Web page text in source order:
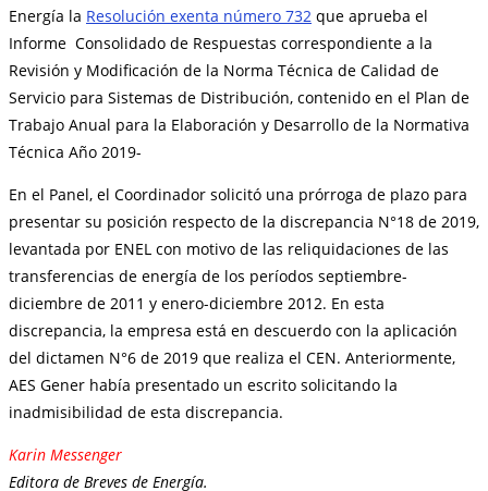
Energía la Resolución exenta número 732 que aprueba el
Informe Consolidado de Respuestas correspondiente a la
Revisión y Modificación de la Norma Técnica de Calidad de
Servicio para Sistemas de Distribución, contenido en el Plan de
Trabajo Anual para la Elaboración y Desarrollo de la Normativa
Técnica Año 2019-
En el Panel, el Coordinador solicitó una prórroga de plazo para
presentar su posición respecto de la discrepancia N°18 de 2019,
levantada por ENEL con motivo de las reliquidaciones de las
transferencias de energía de los períodos septiembre-
diciembre de 2011 y enero-diciembre 2012. En esta
discrepancia, la empresa está en descuerdo con la aplicación
del dictamen N°6 de 2019 que realiza el CEN. Anteriormente,
AES Gener había presentado un escrito solicitando la
inadmisibilidad de esta discrepancia.
Karin Messenger
Editora de Breves de Energía.